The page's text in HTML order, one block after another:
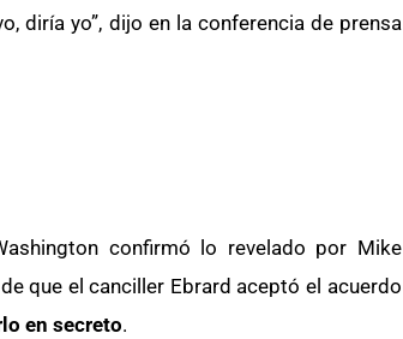
diría yo”, dijo en la conferencia de prensa
confirmó lo revelado por Mike
que el canciller Ebrard aceptó el acuerdo
en secreto.